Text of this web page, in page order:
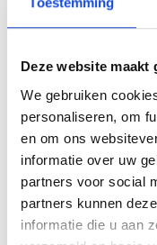
Deze website maakt
We gebruiken
personaliseren, om
en om ons
informatie over uw
partners voor social
partners kunnen
informatie die u aan
Schrijf u
Uw
e-
mailadres: